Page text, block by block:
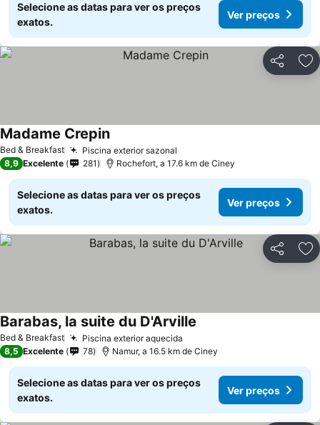
Selecione as datas para ver os preços
exatos.
Ver preços
Partilhar
Bed & Breakfast Piscina exterior sazonal
Madame CrepinVer preços
8,9 Excelente 281 Rochefort, a 17.6 km de Ciney
Selecione as datas para ver os preços
exatos.
Ver preços
Partilhar
Bed & Breakfast Piscina exterior aquecida
Barabas, la suite du D'Arville
8,5 Excelente 78 Namur, a 16.5 km de Ciney
Selecione as datas para ver os preços
exatos.
Ver preços